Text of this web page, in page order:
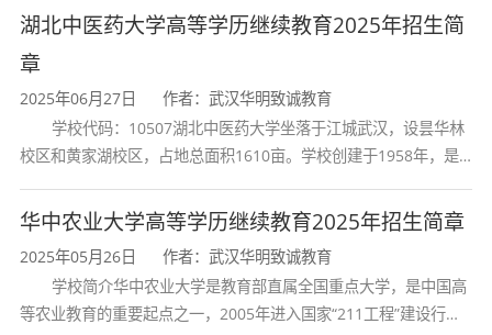
士生导师6人。学院与宝武钢铁等企业建立了产学
研合作关系，在冶金过程优化控制等领域形成了
特色优势。
三、培养目标
本专业旨在培养适应国民经济发展需求，德、
智、体、美、劳全面发展，具备电子技术、信息
系统、计算机应用等综合能力，能从事电子设备
构颁发的大学专科毕业证书的人
湖北中医药大学高等学历继续教育2025年招生简
章
2025年06月27日
作者：武汉华明致诚教育
学校代码：10507湖北中医药大学坐落于江城武汉，设昙华林
校区和黄家湖校区，占地总面积1610亩。学校创建于1958年，是
育和最早开办中医研究
华中农业大学高等学历继续教育2025年招生简章
2025年05月26日
作者：武汉华明致诚教育
学校简介华中农业大学是教育部直属全国重点大学，是中国高
等农业教育的重要起点之一，2005年进入国家“211工程”建设行